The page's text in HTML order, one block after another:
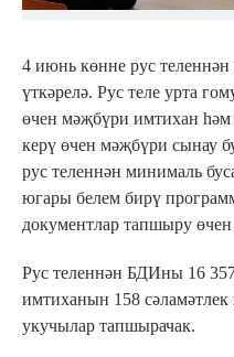
4 июнь көнне рус
үткәрелә. Рус теле урта
өчен мәҗбүри имтихан
керү өчен мәҗбүри сынау
рус теленнән минималь
югары белем бирү
документлар тапшыру өчен
Рус теленнән БДИны 16
имтиханын 158
укучылар тапшырачак.